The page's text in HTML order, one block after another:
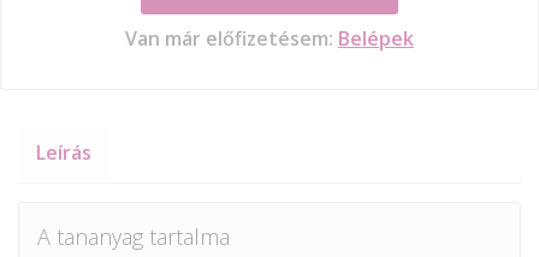
Van már előfizetésem: Belépek
Leírás
A tananyag tartalma